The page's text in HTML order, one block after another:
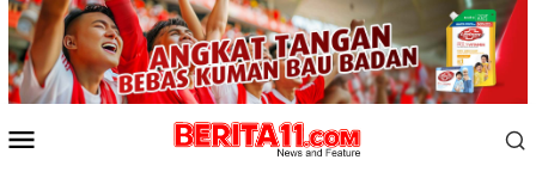
Loncat
ke
konten